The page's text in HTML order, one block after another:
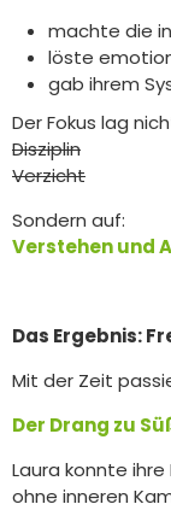
machte die
löste
gab ihrem
Der Fokus lag
Disziplin
Verzicht
Sondern auf:
Verstehen und
Das Ergebnis:
Mit der Zeit
Der Drang zu
Laura konnte
ohne inneren